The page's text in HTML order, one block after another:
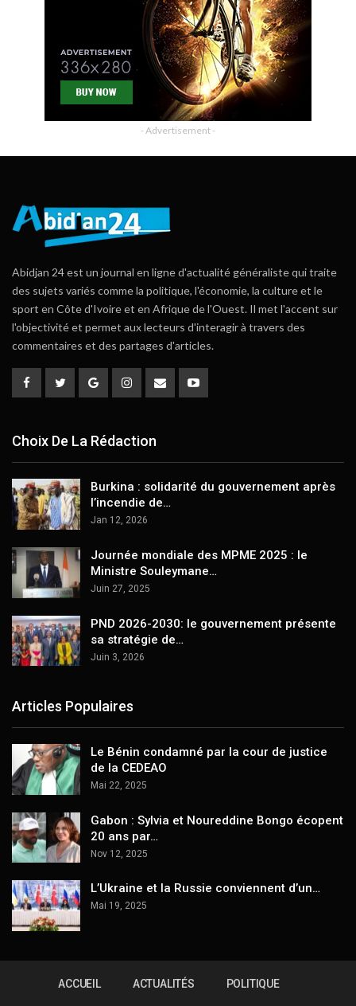
- Advertisement -
Abidjan 24 est un journal en ligne d'actualité généraliste qui traite
des sujets variés comme la politique, l'économie, la culture et le
sport en Côte d'Ivoire et en Afrique de l'Ouest. Il met l'accent sur
l'objectivité et permet aux lecteurs d'interagir à travers des
commentaires et des partages d'articles.
Choix De La Rédaction
Burkina : solidarité du gouvernement après
l’incendie de…
Jan 12, 2026
Journée mondiale des MPME 2025 : le
Ministre Souleymane…
Juin 27, 2025
PND 2026-2030: le gouvernement présente
sa stratégie de…
Juin 3, 2026
Articles Populaires
Le Bénin condamné par la cour de justice
de la CEDEAO
Mai 22, 2025
Gabon : Sylvia et Noureddine Bongo écopent
20 ans par…
Nov 12, 2025
L’Ukraine et la Russie conviennent d’un…
Mai 19, 2025
ACCUEIL ACTUALITÉS POLITIQUE